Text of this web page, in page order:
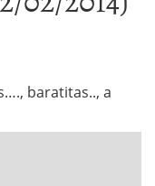
baratitas.., a